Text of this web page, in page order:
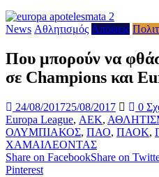
News Αθλητισμός Απόψεις
Που μπορούν να
σε Champions και
24/08/201725/08/2017 0
Europa League, ΑΕΚ,
ΟΛΥΜΠΙΑΚΟΣ, ΠΑΟ, ΠΑΟΚ,
ΧΑΜΑΙΛΕΟΝΤΑΣ
Share on FacebookShare on
Pinterest